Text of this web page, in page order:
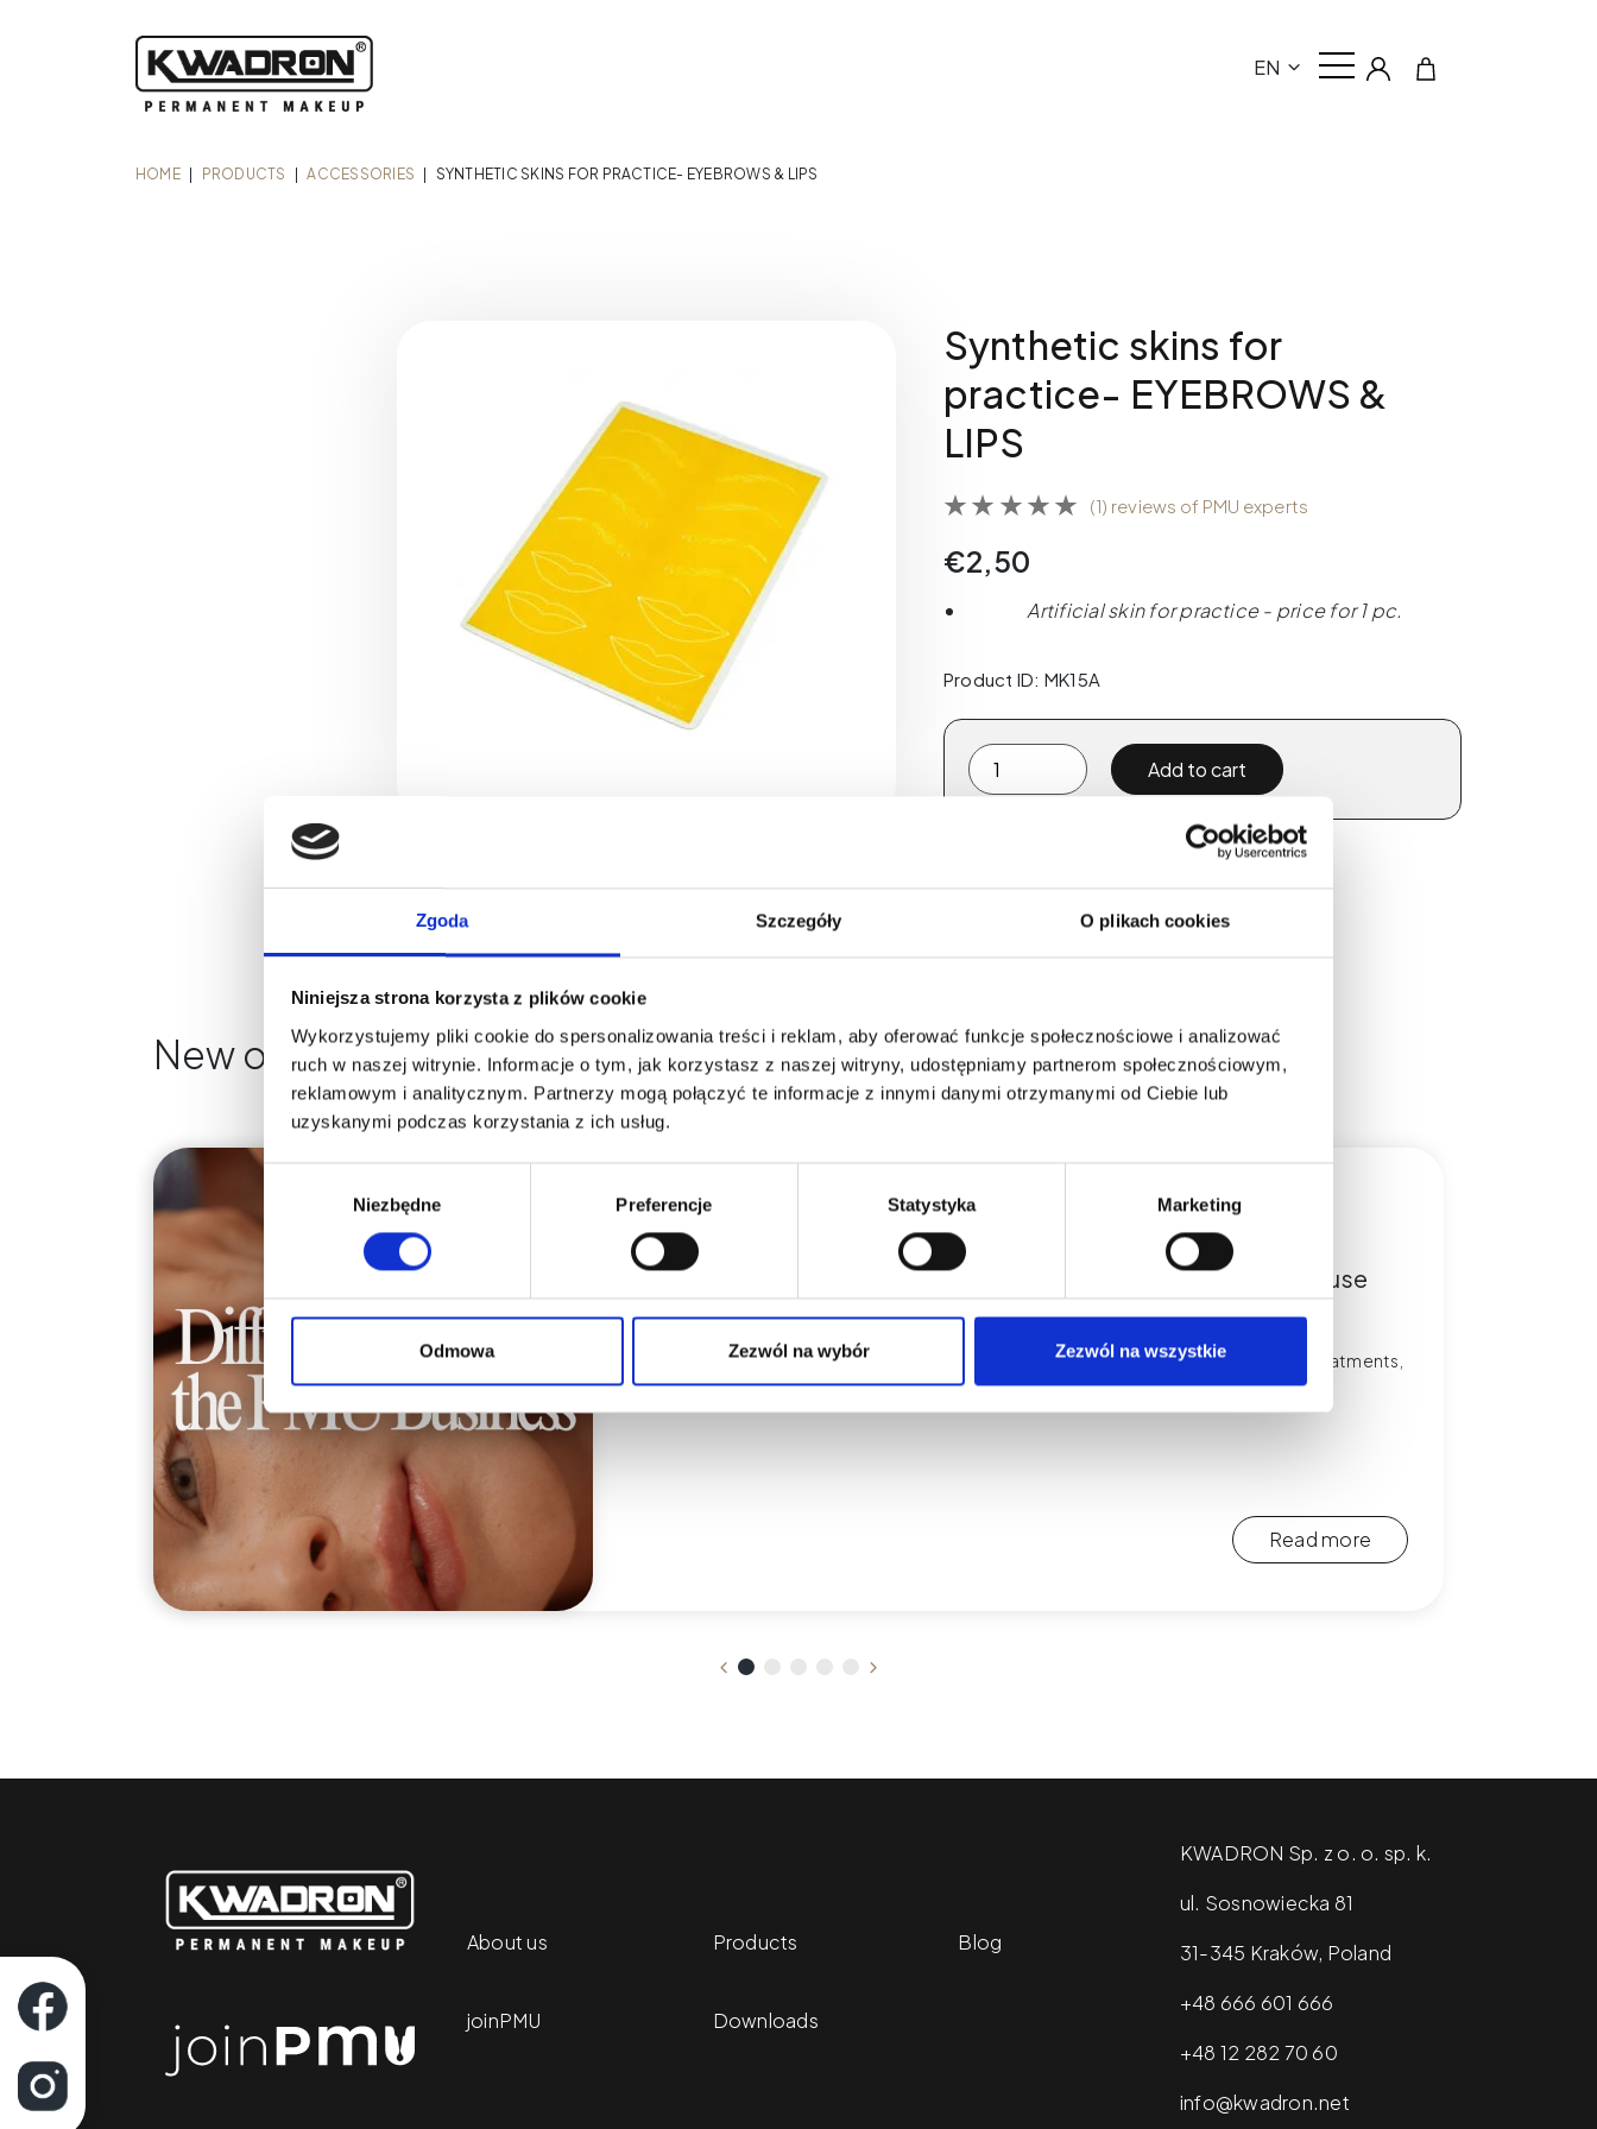
Zgoda Szczegóły O plikach cookies
Niniejsza strona korzysta z plików cookie
Wykorzystujemy pliki cookie do spersonalizowania treści i reklam, aby oferować funkcje społecznościowe i analizować
ruch w naszej witrynie. Informacje o tym, jak korzystasz z naszej witryny, udostępniamy partnerom społecznościowym,
reklamowym i analitycznym. Partnerzy mogą połączyć te informacje z innymi danymi otrzymanymi od Ciebie lub
uzyskanymi podczas korzystania z ich usług.
Niezbędne Preferencje Statystyka Marketing
Odmowa Zezwól na wybór Zezwól na wszystkie
EN
HOME PRODUCTS ACCESSORIES SYNTHETIC SKINS FOR PRACTICE- EYEBROWS & LIPS
Synthetic skins for
practice- EYEBROWS &
LIPS
(1) reviews of PMU experts
€2,50
Artificial skin for practice - price for 1 pc.
Product ID: MK15A
Synthetic
skins
Add to cart
New on our blog
Permanent Makeup
Difficult PMU Clients – How to Respond, Handle Deposits, Refuse
Treatments, and Manage Negative Reviews
Learn how to deal with difficult clients at PMU. Learn the rules for deposits, refusing treatments,
responding to negative reviews, and setting boundaries.
Read more
About us Products Blog
joinPMU Downloads
KWADRON Sp. z o. o. sp. k.
ul. Sosnowiecka 81
31-345 Kraków, Poland
+48 666 601 666
+48 12 282 70 60
info@kwadron.net